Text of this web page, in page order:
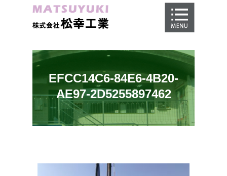
地盤改良工事
EFCC14C6-84E6-4B20-
AE97-2D5255897462